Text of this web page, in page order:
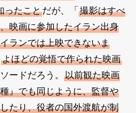
ったことだが、「 撮影はすべ
映画に参加したイラン出身
ランでは上映できないま
よほどの覚悟で作られた映画
ードだろう。 以前観た映画
』でも同じように、監督や
たり、役者の国外渡航が制